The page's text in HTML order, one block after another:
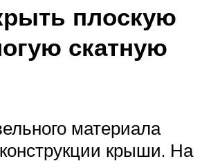
плоскую
скатную
материала
крыши. На